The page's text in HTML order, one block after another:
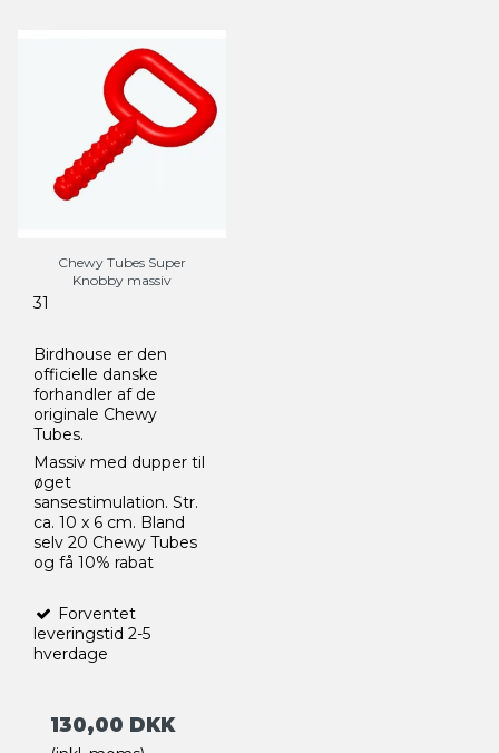
Chewy Tubes Super
Knobby massiv
31
Birdhouse er den
officielle danske
forhandler af de
originale Chewy
Tubes.
Massiv med dupper til
øget
sansestimulation. Str.
ca. 10 x 6 cm. Bland
selv 20 Chewy Tubes
og få 10% rabat
Forventet
leveringstid 2-5
hverdage
130,00 DKK